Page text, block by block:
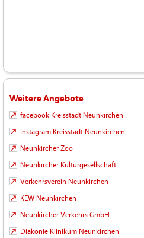
Weitere Angebote
facebook Kreisstadt Neunkirchen
Instagram Kreisstadt Neunkirchen
Neunkircher Zoo
Neunkircher Kulturgesellschaft
Verkehrsverein Neunkirchen
KEW Neunkirchen
Neunkircher Verkehrs GmbH
Diakonie Klinikum Neunkirchen